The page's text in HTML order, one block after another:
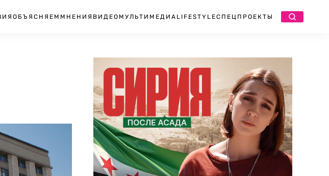
ОБЪЯСНЯЕМ МНЕНИЯ ВИДЕО МУЛЬТИМЕДИА LIFESTYLEСПЕЦПРОЕКТЫ